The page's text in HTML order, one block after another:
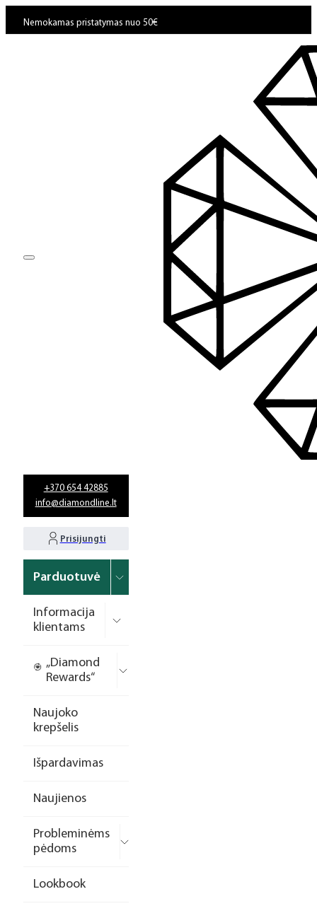
Nemokamas pristatymas nuo 50€
+370 654 42885
info@diamondline.lt
Prisijungti
Parduotuvė
Informacija
klientams
„Diamond
Rewards“
Naujoko
krepšelis
Išpardavimas
Naujienos
Probleminėms
pėdoms
Lookbook